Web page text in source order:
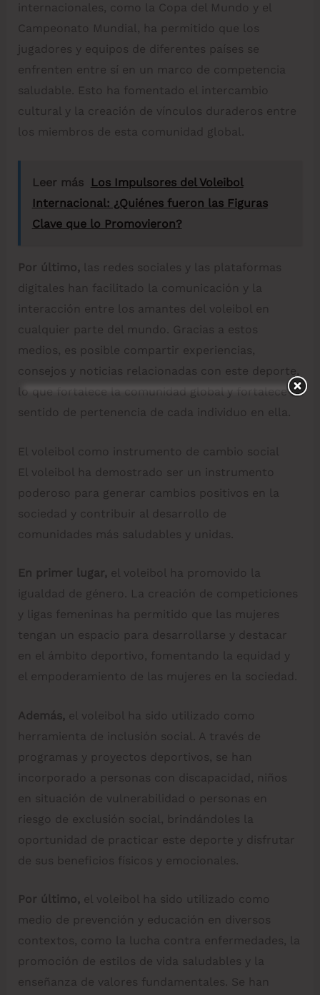
internacionales, como la Copa del Mundo y el
Campeonato Mundial, ha permitido que los
jugadores y equipos de diferentes países se
enfrenten entre sí en un marco de competencia
saludable. Esto ha fomentado el intercambio
cultural y la creación de vínculos duraderos entre
los miembros de esta comunidad global.
Leer más
Los Impulsores del Voleibol
Internacional: ¿Quiénes fueron las Figuras
Clave que lo Promovieron?
Por último,las redes sociales y las plataformas
digitales han facilitado la comunicación y la
interacción entre los amantes del voleibol en
cualquier parte del mundo. Gracias a estos
medios, es posible compartir experiencias,
consejos y noticias relacionadas con este deporte,
lo que fortalece la comunidad global y fortalece el
sentido de pertenencia de cada individuo en ella.
El voleibol como instrumento de cambio social
El voleibol ha demostrado ser un instrumento
poderoso para generar cambios positivos en la
sociedad y contribuir al desarrollo de
comunidades más saludables y unidas.
En primer lugar,el voleibol ha promovido la
igualdad de género. La creación de competiciones
y ligas femeninas ha permitido que las mujeres
tengan un espacio para desarrollarse y destacar
en el ámbito deportivo, fomentando la equidad y
el empoderamiento de las mujeres en la sociedad.
Además, el voleibol ha sido utilizado como
herramienta de inclusión social. A través de
programas y proyectos deportivos, se han
incorporado a personas con discapacidad, niños
en situación de vulnerabilidad o personas en
riesgo de exclusión social, brindándoles la
oportunidad de practicar este deporte y disfrutar
de sus beneficios físicos y emocionales.
Por último,el voleibol ha sido utilizado como
medio de prevención y educación en diversos
contextos, como la lucha contra enfermedades, la
promoción de estilos de vida saludables y la
enseñanza de valores fundamentales. Se han